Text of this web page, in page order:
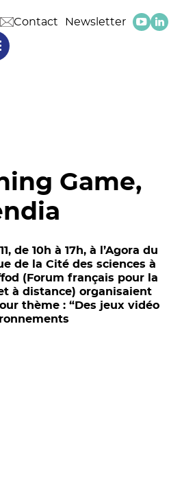
Contact Newsletter
Game,
de 10h à 17h, à l’Agora du
de la Cité des sciences à
(Forum français pour la
à distance) organisaient
thème : “Des jeux vidéo